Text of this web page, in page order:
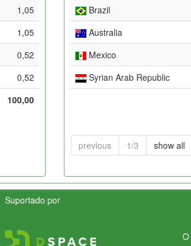
1,05
1,05
0,52
0,52
100,00
Brazil
Australia
Mexico
Syrian Arab Republic
previous 1/3 show all
Suportado por